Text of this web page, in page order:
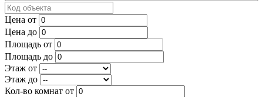
Цена от
Цена до
Площадь от
Площадь до
Этаж от
Этаж до
Кол-во комнат от